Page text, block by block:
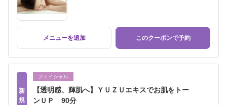
メニューを追加 このクーポンで予約
新
規
フェイシャル
【透明感、輝肌へ】ＹＵＺＵエキスでお肌をトー
ンＵＰ 90分